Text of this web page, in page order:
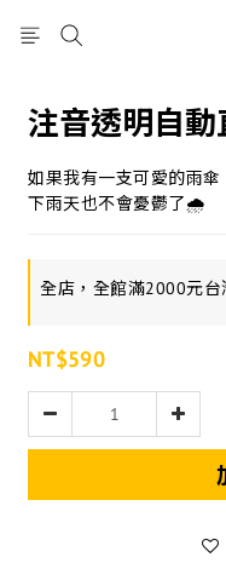
注音透明自動
如果我有一支可愛的雨傘
下雨天也不會憂鬱了🌧
全店，全館滿2000元
NT$590